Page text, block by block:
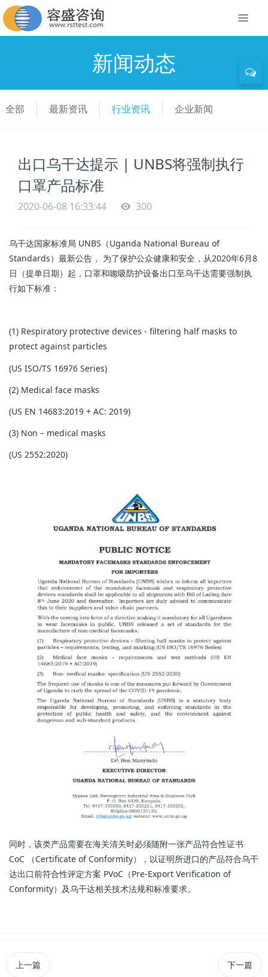
新闻动态
全部 最新资讯 行业资讯 企业新闻
出口乌干达提示 | UNBS将强制执行
口罩产品标准
2020-06-08 16:33:44 300
乌干达国家标准局 UNBS（Uganda National Bureau of
Standards）最新公告， 为了保护公众健康和安全，从2020年6月8
日（提单日期）起，口罩和唿吸防护设备出口至乌干达需要强制执
行如下标准：
(1) Respiratory protective devices - filtering half masks to
protect against particles
(US ISO/TS 16976 Series)
(2) Medical face masks
(US EN 14683:2019 + AC: 2019)
(3) Non – medical masks
(US 2552:2020)
同时，该类产品需要在海关清关时必须随附一张产品符合性证书
CoC （Certificate of Conformity），以证明所进口的产品符合乌干
达出口前符合性评定方案 PVoC（Pre-Export Verification of
Conformity）及乌干达相关技术法规和标准要求。
上一篇 下一篇